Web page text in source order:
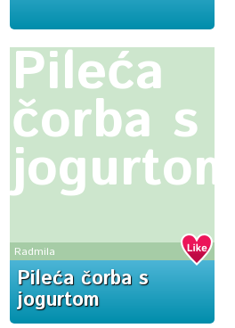
Pileća
čorba s
jogurtom
Radmila
Pileća čorba s
jogurtom